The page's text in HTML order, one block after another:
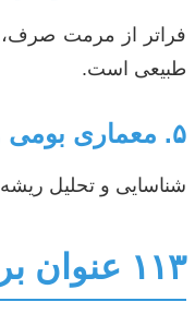
فراتر از مرمت صرف،
طبیعی است.
۵. معماری بومی و هویت (Vernacular Architecture and Identity)
شناسایی و تحلیل
۱۱۳ عنوان بروز پایان‌نامه در رشته مطالعات معماری ایران